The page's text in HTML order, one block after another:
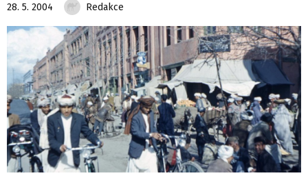
28. 5. 2004 Redakce